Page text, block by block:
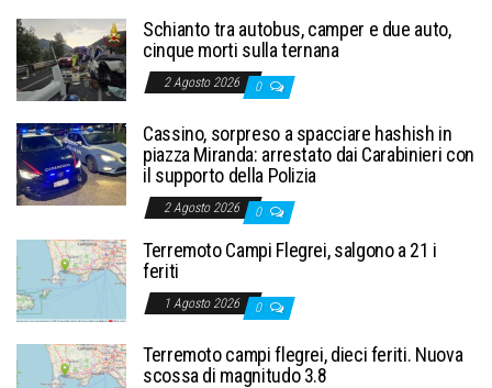
Schianto tra autobus, camper e due auto,
cinque morti sulla ternana
2 Agosto 2026 0
Cassino, sorpreso a spacciare hashish in
piazza Miranda: arrestato dai Carabinieri con
il supporto della Polizia
2 Agosto 2026 0
Terremoto Campi Flegrei, salgono a 21 i
feriti
1 Agosto 2026 0
Terremoto campi flegrei, dieci feriti. Nuova
scossa di magnitudo 3.8